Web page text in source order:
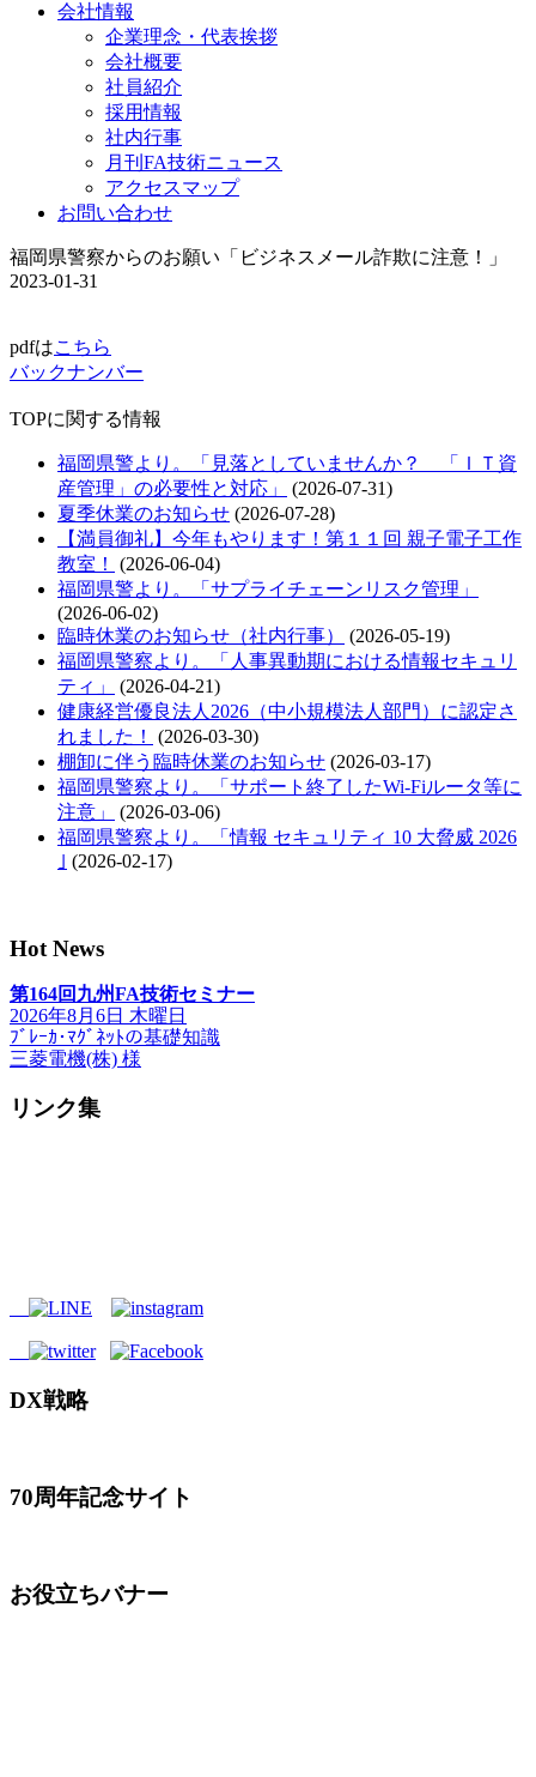
会社情報
企業理念・代表挨拶
会社概要
社員紹介
採用情報
社内行事
月刊FA技術ニュース
アクセスマップ
お問い合わせ
福岡県警察からのお願い「ビジネスメール詐欺に注意！」
2023-01-31
pdfはこちら
バックナンバー
TOPに関する情報
福岡県警より。「見落としていませんか？ 「ＩＴ資
産管理」の必要性と対応」
(2026-07-31)
夏季休業のお知らせ (2026-07-28)
【満員御礼】今年もやります！第１１回 親子電子工作
教室！
(2026-06-04)
福岡県警より。「サプライチェーンリスク管理」
(2026-06-02)
臨時休業のお知らせ（社内行事）
(2026-05-19)
福岡県警察より。「人事異動期における情報セキュリ
ティ」
(2026-04-21)
健康経営優良法人2026（中小規模法人部門）に認定さ
れました！
(2026-03-30)
棚卸に伴う臨時休業のお知らせ (2026-03-17)
福岡県警察より。「サポート終了したWi-Fiルータ等に
注意」
(2026-03-06)
福岡県警察より。「情報 セキュリティ 10 大脅威 2026
｣ (2026-02-17)
Hot News
第164回九州FA技術セミナー
2026年8月6日 木曜日
ﾌﾞﾚｰｶ･ﾏｸﾞﾈｯﾄの基礎知識
三菱電機(株) 様
リンク集
DX戦略
70周年記念サイト
お役立ちバナー